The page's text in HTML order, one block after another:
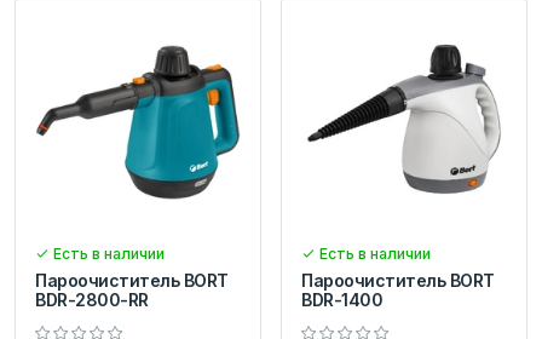
Есть в наличии
Пароочиститель BORT
BDR-2800-RR
Есть в наличии
Пароочиститель BORT
BDR-1400